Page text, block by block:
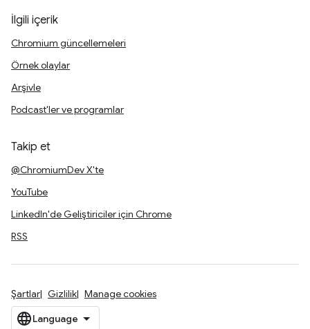
İlgili içerik
Chromium güncellemeleri
Örnek olaylar
Arşivle
Podcast'ler ve programlar
Takip et
@ChromiumDev X'te
YouTube
LinkedIn'de Geliştiriciler için Chrome
RSS
Şartlar Gizlilik Manage cookies